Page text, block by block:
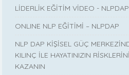
LİDERLİK EĞİTİM VİDEO - NLPDAP
ONLINE NLP EĞİTİMİ – NLPDAP
NLP DAP KİŞİSEL GÜÇ
KILINÇ İLE HAYATINIZIN
KAZANIN